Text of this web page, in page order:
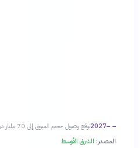
2027توقع وصول حجم السوق إلى 70 مليار دولار
المصدر: الشرق الأوسط